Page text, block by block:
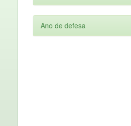
Ano de defesa